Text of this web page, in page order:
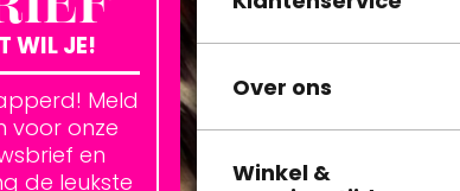
WIL JE!
Meld
voor onze
en
de leukste
Over ons
Winkel &